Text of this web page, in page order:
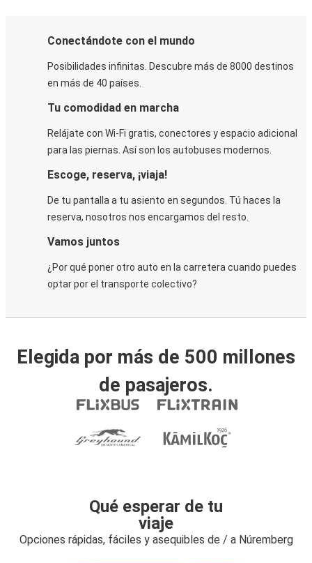
Conectándote con el mundo
Posibilidades infinitas. Descubre más de 8000 destinos
en más de 40 países.
Tu comodidad en marcha
Relájate con Wi-Fi gratis, conectores y espacio adicional
para las piernas. Así son los autobuses modernos.
Escoge, reserva, ¡viaja!
De tu pantalla a tu asiento en segundos. Tú haces la
reserva, nosotros nos encargamos del resto.
Vamos juntos
¿Por qué poner otro auto en la carretera cuando puedes
optar por el transporte colectivo?
Elegida por más de 500 millones
de pasajeros.
Qué esperar de tu
viaje
Opciones rápidas, fáciles y asequibles de / a Núremberg